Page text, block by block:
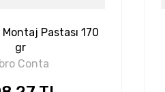
Pastası 170
gr
Conta